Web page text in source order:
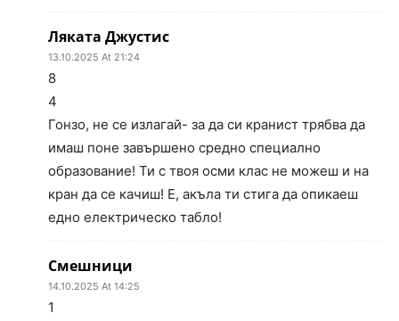
Ляката Джустис
13.10.2025 At 21:24
8
4
Гонзо, не се излагай- за да си кранист трябва да
имаш поне завършено средно специално
образование! Ти с твоя осми клас не можеш и на
кран да се качиш! Е, акъла ти стига да опикаеш
едно електрическо табло!
Смешници
14.10.2025 At 14:25
1